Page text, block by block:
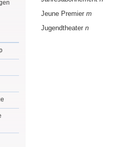
Jeune Premier m
Jugendtheater n